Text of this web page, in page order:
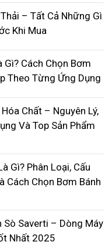
phối tại Nhất
ngặt trong
hóa trước khi giao
hàng nhằm
hàng chất
bảo vận hành
– Tất Cả Những Gì
Khi Mua
Gì? Cách Chọn Bơm
Theo Từng Ứng Dụng
Chất – Nguyên Lý,
Và Top Sản Phẩm
Gì? Phân Loại, Cấu
Cách Chọn Bơm Bánh
Sò Saverti – Dòng Máy
Nhất 2025